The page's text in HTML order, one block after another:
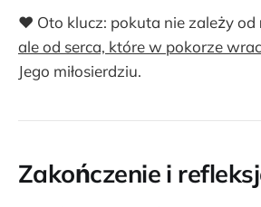
❤️ Oto klucz: pokuta nie zależy od
ale od serca, które w pokorze
Jego miłosierdziu.
Zakończenie i